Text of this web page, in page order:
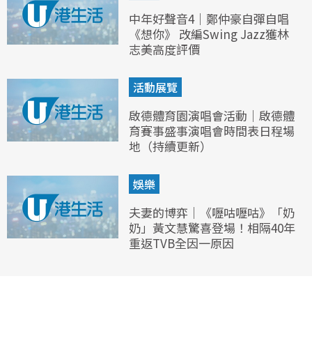
中年好聲音4｜鄭仲豪自彈自唱
《想你》 改編Swing Jazz獲林
志美高度評價
活動展覽
啟德體育園演唱會活動｜啟德體
育賽事盛事演唱會時間表日程場
地（持續更新）
娛樂
夫妻的博弈｜《嚦咕嚦咕》「奶
奶」黃文慧驚喜登場！相隔40年
重返TVB全因一原因